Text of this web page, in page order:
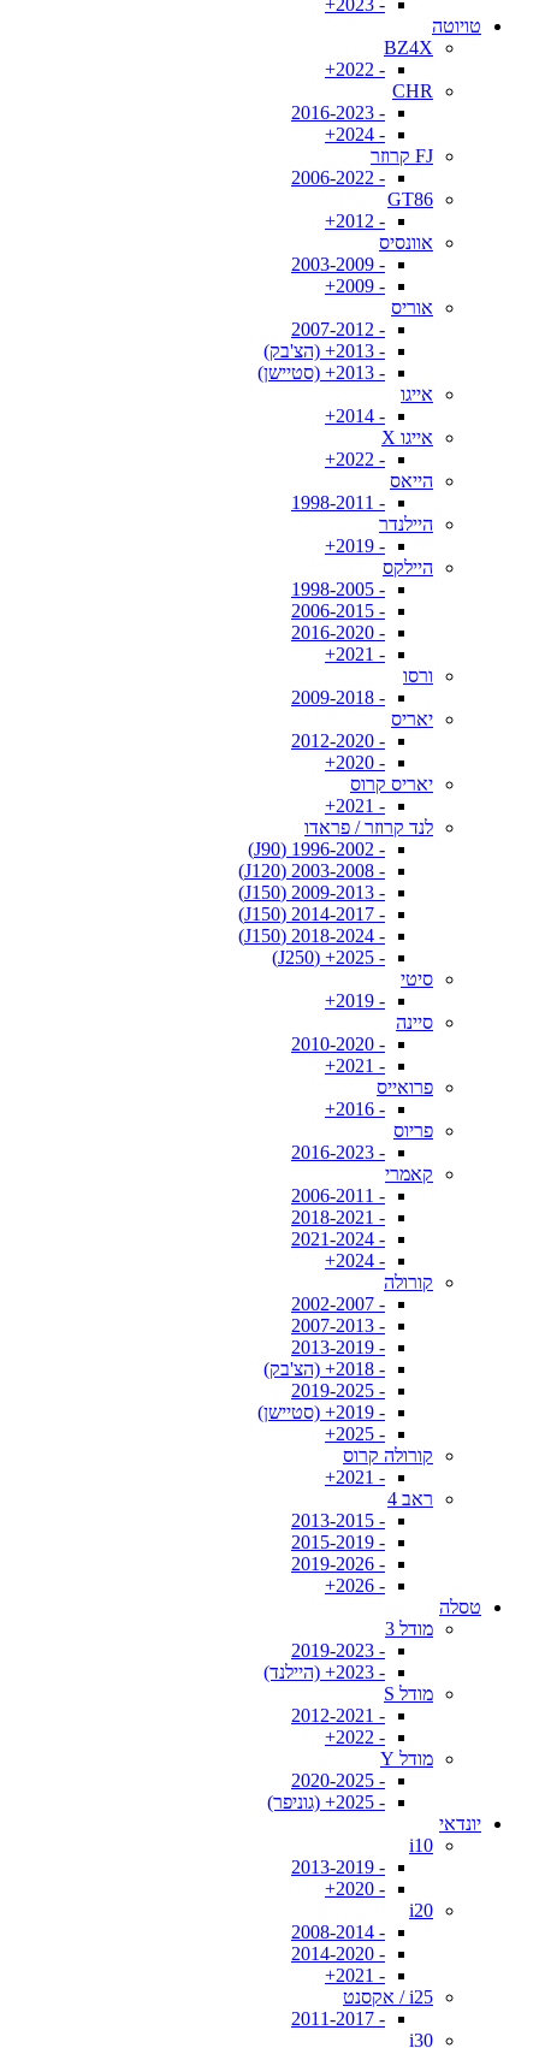
- 2023+
טויוטה
BZ4X
- 2022+
CHR
- 2016-2023
- 2024+
FJ קרוזר
- 2006-2022
GT86
- 2012+
אוונסיס
- 2003-2009
- 2009+
אוריס
- 2007-2012
- 2013+ (הצ'בק)
- 2013+ (סטיישן)
אייגו
- 2014+
אייגו X
- 2022+
הייאס
- 1998-2011
היילנדר
- 2019+
היילקס
- 1998-2005
- 2006-2015
- 2016-2020
- 2021+
ורסו
- 2009-2018
יאריס
- 2012-2020
- 2020+
יאריס קרוס
- 2021+
לנד קרוזר / פראדו
- 1996-2002 (J90)
- 2003-2008 (J120)
- 2009-2013 (J150)
- 2014-2017 (J150)
- 2018-2024 (J150)
- 2025+ (J250)
סיטי
- 2019+
סיינה
- 2010-2020
- 2021+
פרואייס
- 2016+
פריוס
- 2016-2023
קאמרי
- 2006-2011
- 2018-2021
- 2021-2024
- 2024+
קורולה
- 2002-2007
- 2007-2013
- 2013-2019
- 2018+ (הצ'בק)
- 2019-2025
- 2019+ (סטיישן)
- 2025+
קורולה קרוס
- 2021+
ראב 4
- 2013-2015
- 2015-2019
- 2019-2026
- 2026+
טסלה
מודל 3
- 2019-2023
- 2023+ (היילנד)
מודל S
- 2012-2021
- 2022+
מודל Y
- 2020-2025
- 2025+ (גוניפר)
יונדאי
i10
- 2013-2019
- 2020+
i20
- 2008-2014
- 2014-2020
- 2021+
i25 / אקסנט
- 2011-2017
i30